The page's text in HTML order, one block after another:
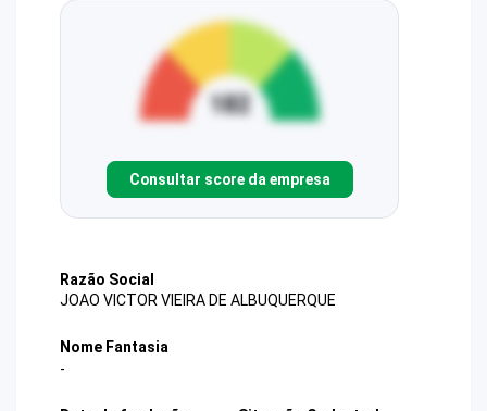
Consultar score da empresa
Razão Social
JOAO VICTOR VIEIRA DE ALBUQUERQUE
Nome Fantasia
-